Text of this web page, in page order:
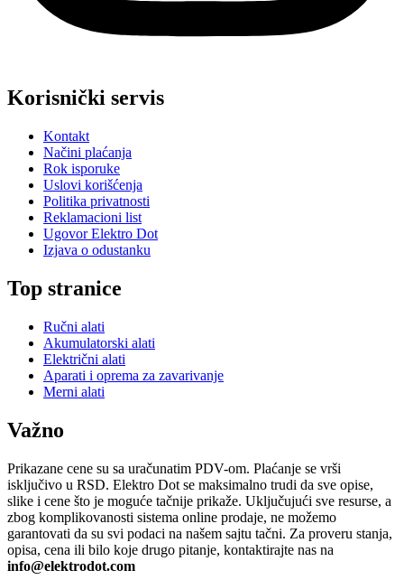
Korisnički servis
Kontakt
Načini plaćanja
Rok isporuke
Uslovi korišćenja
Politika privatnosti
Reklamacioni list
Ugovor Elektro Dot
Izjava o odustanku
Top stranice
Ručni alati
Akumulatorski alati
Električni alati
Aparati i oprema za zavarivanje
Merni alati
Važno
Prikazane cene su sa uračunatim PDV-om. Plaćanje se vrši
isključivo u RSD. Elektro Dot se maksimalno trudi da sve opise,
slike i cene što je moguće tačnije prikaže. Uključujući sve resurse, a
zbog komplikovanosti sistema online prodaje, ne možemo
garantovati da su svi podaci na našem sajtu tačni. Za proveru stanja,
opisa, cena ili bilo koje drugo pitanje, kontaktirajte nas na
info@elektrodot.com